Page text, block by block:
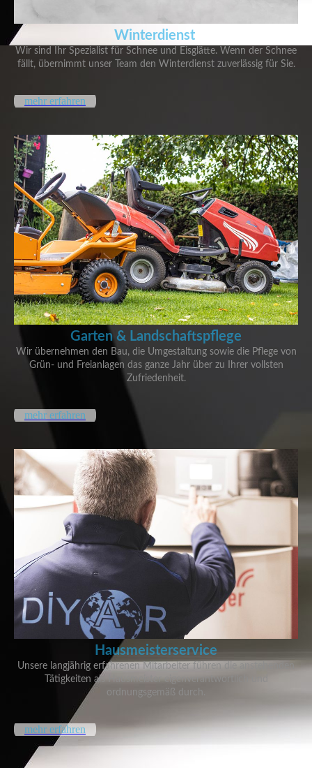
Winterdienst
Wir sind Ihr Spezialist für Schnee und Eisglätte. Wenn der Schnee
fällt, übernimmt unser Team den Winterdienst zuverlässig für Sie.
mehr erfahren
Garten & Landschaftspflege
Wir übernehmen den Bau, die Umgestaltung sowie die Pflege von
Grün- und Freianlagen das ganze Jahr über zu Ihrer vollsten
Zufriedenheit.
mehr erfahren
Hausmeisterservice
Unsere langjährig erfahrenen Mitarbeiter führen die anstehenden
Tätigkeiten als Hausmeister eigenverantwortlich und
ordnungsgemäß durch.
mehr erfahren